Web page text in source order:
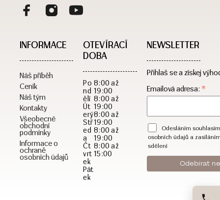
INFORMACE
Náš příběh
Ceník
Náš tým
Kontakty
Všeobecné
obchodní
podmínky
Informace o
ochraně
osobních údajů
OTEVÍRACÍ
DOBA​
Po
nd
ělí
Út
erý
Stř
ed
a
Čt
vrt
ek
Pát
ek
8:00 až
19:00
8:00 až
19:00
8:00 až
19:00
8:00 až
19:00
8:00 až
15:00
NEWSLETTER
Přihlaš se a získej
Emailová adresa: *
Odesláním
osobních údajů a
sdělení